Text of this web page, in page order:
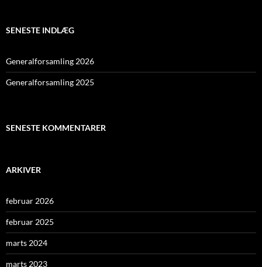
SENESTE INDLÆG
Generalforsamling 2026
Generalforsamling 2025
SENESTE KOMMENTARER
ARKIVER
februar 2026
februar 2025
marts 2024
marts 2023